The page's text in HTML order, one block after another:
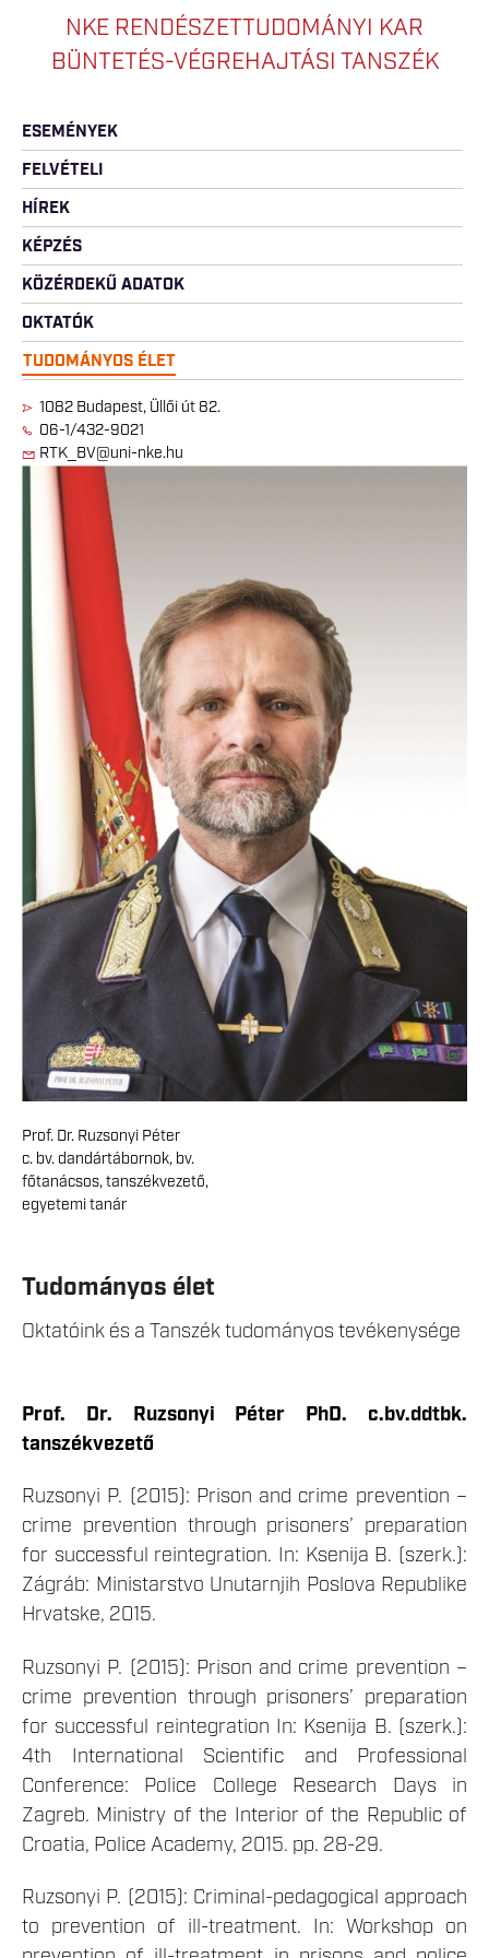
NKE RENDÉSZETTUDOMÁNYI KAR
BÜNTETÉS-VÉGREHAJTÁSI TANSZÉK
ESEMÉNYEK
FELVÉTELI
HÍREK
KÉPZÉS
KÖZÉRDEKŰ ADATOK
OKTATÓK
TUDOMÁNYOS ÉLET
1082 Budapest, Üllői út 82.
06-1/432-9021
RTK_BV@uni-nke.hu
Prof. Dr. Ruzsonyi Péter
c. bv. dandártábornok, bv.
főtanácsos, tanszékvezető,
egyetemi tanár
Tudományos élet
Oktatóink és a Tanszék tudományos tevékenysége
Prof. Dr. Ruzsonyi Péter PhD. c.bv.ddtbk.
tanszékvezető
Ruzsonyi P. (2015): Prison and crime prevention –
crime prevention through prisoners’ preparation
for successful reintegration. In: Ksenija B. (szerk.):
Zágráb: Ministarstvo Unutarnjih Poslova Republike
Hrvatske, 2015.
Ruzsonyi P. (2015): Prison and crime prevention –
crime prevention through prisoners’ preparation
for successful reintegration In: Ksenija B. (szerk.):
4th International Scientific and Professional
Conference: Police College Research Days in
Zagreb. Ministry of the Interior of the Republic of
Croatia, Police Academy, 2015. pp. 28-29.
Ruzsonyi P. (2015): Criminal-pedagogical approach
to prevention of ill-treatment. In: Workshop on